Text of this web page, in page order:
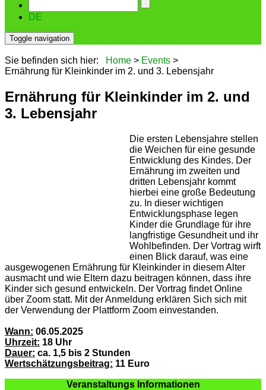
DE
Toggle navigation
Sie befinden sich hier: Home > Events >
Ernährung für Kleinkinder im 2. und 3. Lebensjahr
Ernährung für Kleinkinder im 2. und
3. Lebensjahr
Die ersten Lebensjahre stellen
die Weichen für eine gesunde
Entwicklung des Kindes. Der
Ernährung im zweiten und
dritten Lebensjahr kommt
hierbei eine große Bedeutung
zu. In dieser wichtigen
Entwicklungsphase legen
Kinder die Grundlage für ihre
langfristige Gesundheit und ihr
Wohlbefinden. Der Vortrag wirft
einen Blick darauf, was eine
ausgewogenen Ernährung für Kleinkinder in diesem Alter
ausmacht und wie Eltern dazu beitragen können, dass ihre
Kinder sich gesund entwickeln. Der Vortrag findet Online
über Zoom statt. Mit der Anmeldung erklären Sich sich mit
der Verwendung der Plattform Zoom einvestanden.
Wann: 06.05.2025
Uhrzeit: 18 Uhr
Dauer: ca. 1,5 bis 2 Stunden
Wertschätzungsbeitrag: 11 Euro
Veranstaltungs Informationen